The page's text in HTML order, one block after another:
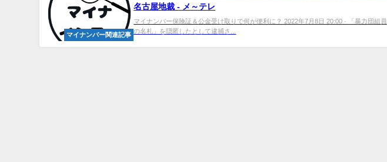
マイナンバー関連記事
名古屋地裁 - メ～テレ
マイナンバー保険証＆公金受け取りで何が便利に？ 2022年7月8日 20:00 · 「暴力団組員
の名札」を隠匿したとして逮捕さ...